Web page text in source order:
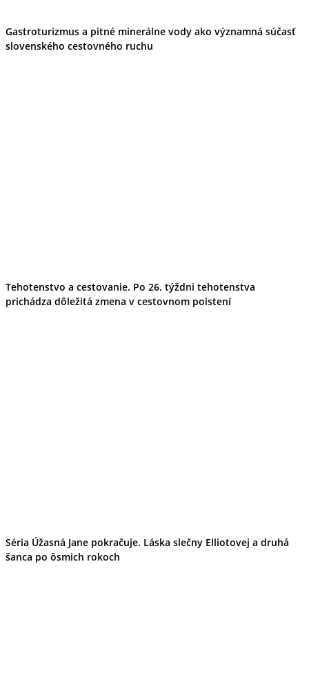
Gastroturizmus a pitné minerálne vody ako významná súčasť
slovenského cestovného ruchu
Tehotenstvo a cestovanie. Po 26. týždni tehotenstva
prichádza dôležitá zmena v cestovnom poistení
Séria Úžasná Jane pokračuje. Láska slečny Elliotovej a druhá
šanca po ôsmich rokoch